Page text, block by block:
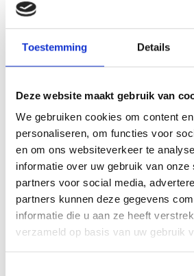
Toestemming Details
Deze website maakt gebruik van
We gebruiken cookies om content
personaliseren, om functies voor
en om ons websiteverkeer te
informatie over uw gebruik van onze
partners voor social media,
partners kunnen deze gegevens
informatie die u aan ze heeft
verzameld op basis van uw gebruik
VITELLO TONNATO
SEARWOOD
RECEPT